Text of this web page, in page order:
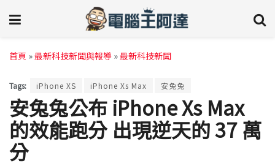
首頁 »最新科技新聞與報導 »最新科技新聞
Tags: iPhone XS iPhone Xs Max 安兔兔
安兔兔公布 iPhone Xs Max
的效能跑分 出現逆天的 37 萬
分